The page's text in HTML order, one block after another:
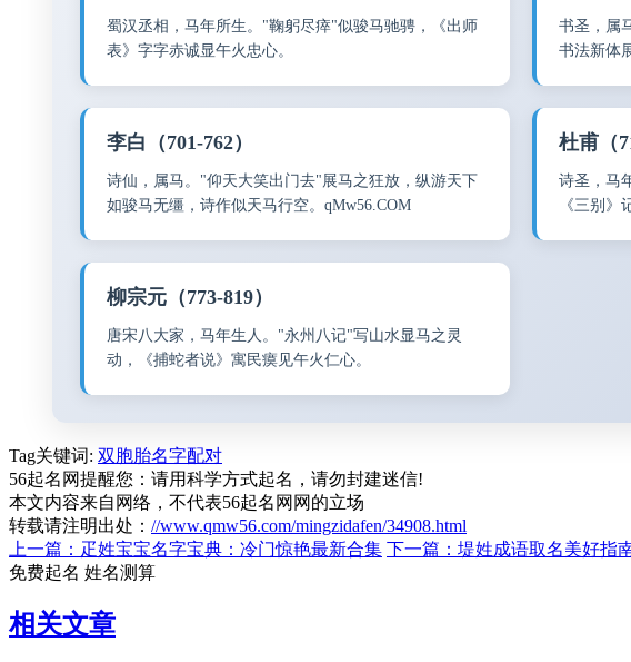
蜀汉丞相，马年所生。"鞠躬尽瘁"似骏马驰骋，《出师
表》字字赤诚显午火忠心。
书圣，属
书法新体
李白（701-762）
诗仙，属马。"仰天大笑出门去"展马之狂放，纵游天下
如骏马无缰，诗作似天马行空。qMw56.COM
杜甫（
诗圣，马
《三别》
柳宗元（773-819）
唐宋八大家，马年生人。"永州八记"写山水显马之灵
动，《捕蛇者说》寓民瘼见午火仁心。
Tag关键词: 双胞胎名字配对
56起名网提醒您：请用科学方式起名，请勿封建迷信!
本文内容来自网络，不代表56起名网网的立场
转载请注明出处： //www.qmw56.com/mingzidafen/34908.html
上一篇：疋姓宝宝名字宝典：冷门惊艳最新合集 下一篇：堤姓成语取名美好指
免费起名 姓名测算
相关文章